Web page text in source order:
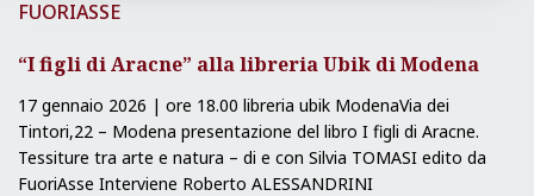
FUORIASSE
“I figli di Aracne” alla libreria Ubik di Modena
17 gennaio 2026 | ore 18.00 libreria ubik ModenaVia dei
Tintori,22 – Modena presentazione del libro I figli di Aracne.
Tessiture tra arte e natura – di e con Silvia TOMASI edito da
FuoriAsse Interviene Roberto ALESSANDRINI